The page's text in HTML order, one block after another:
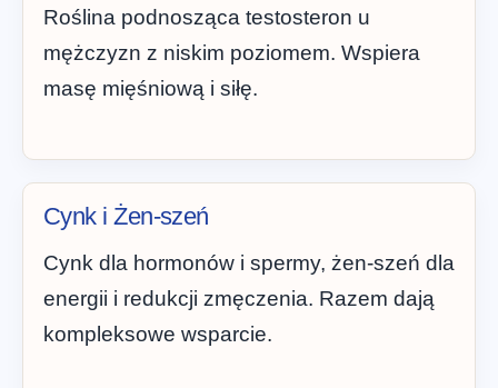
Roślina podnosząca testosteron u
mężczyzn z niskim poziomem. Wspiera
masę mięśniową i siłę.
Cynk i Żen-szeń
Cynk dla hormonów i spermy, żen-szeń dla
energii i redukcji zmęczenia. Razem dają
kompleksowe wsparcie.